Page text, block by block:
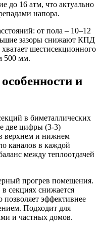
до 16 атм, что актуально
напора.
от пола – 10–12
зазоры снижают КПД
шестисекционного
500 мм.
и
в биметаллических
две цифры (3-3)
верхнем и нижнем
каналов в каждой
между теплоотдачей
прогрев помещения.
секциях снижается
позволяет эффективнее
Подходит для
и частных домов.